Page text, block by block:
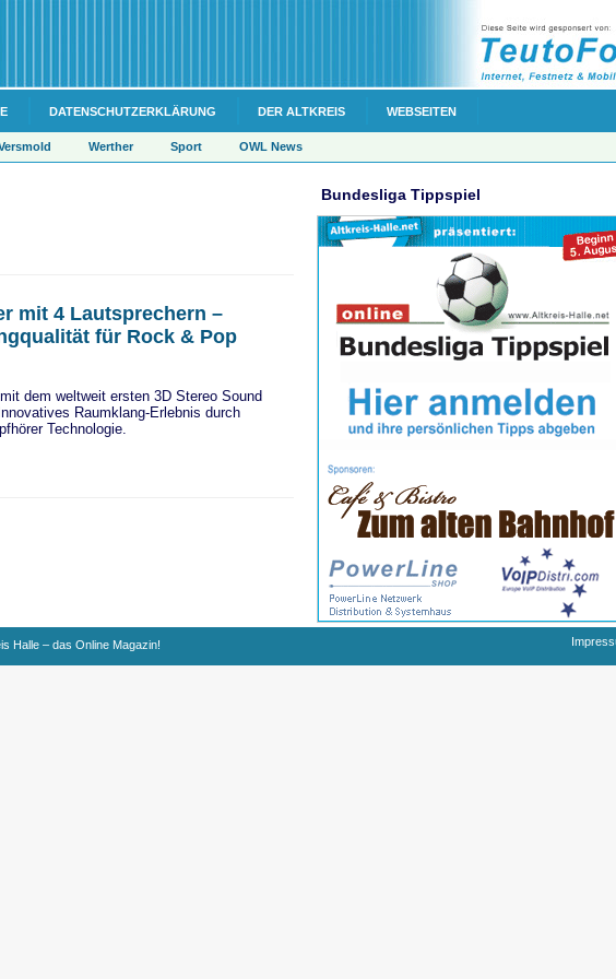
DATENSCHUTZERKLÄRUNG DER ALTKREIS WEBSEITEN
Werther Sport OWL News
mit 4 Lautsprechern –
für Rock & Pop
dem weltweit ersten 3D Stereo Sound
Raumklang-Erlebnis durch
Technologie.
Bundesliga Tippspiel
Halle – das Online Magazin!